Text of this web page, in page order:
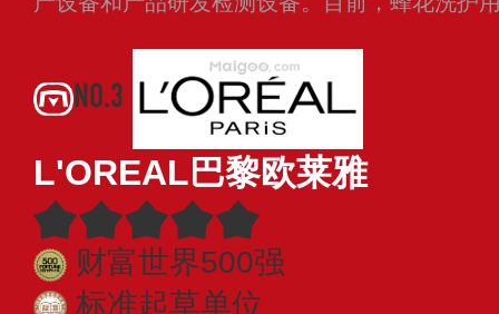
NO.3
L'OREAL巴黎欧莱雅
财富世界500强
标准起草单位